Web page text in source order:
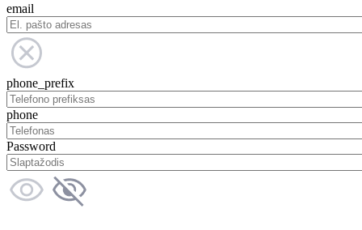
email
phone_prefix
phone
Password